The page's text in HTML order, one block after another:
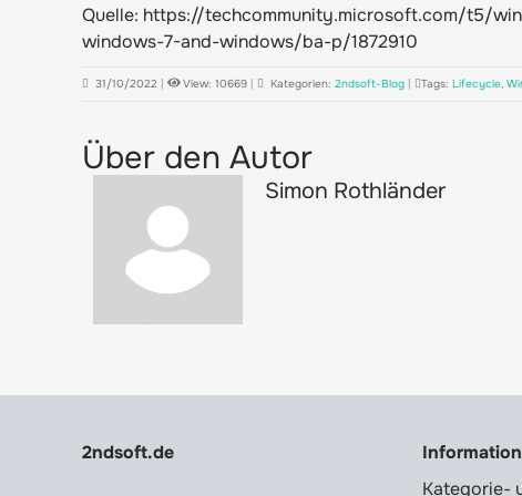
Quelle: https://techcommunity.microsoft.com/t5/
windows-7-and-windows/ba-p/1872910
31/10/2022 | View: 10669 | Kategorien: 2ndsoft-Blog | Tags: Lifecycle,
Über den Autor
Simon Rothländer
2ndsoft.de
Kategorie-